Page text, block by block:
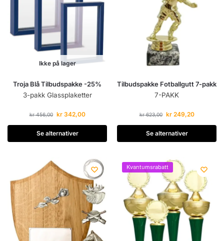
Ikke på lager
Troja Blå Tilbudspakke -25%
3-pakk Glassplaketter
kr456,00 kr342,00
Se alternativer
Tilbudspakke Fotballgutt 7-pakk
7-PAKK
kr623,00 kr249,20
Se alternativer
Kvantumsrabatt